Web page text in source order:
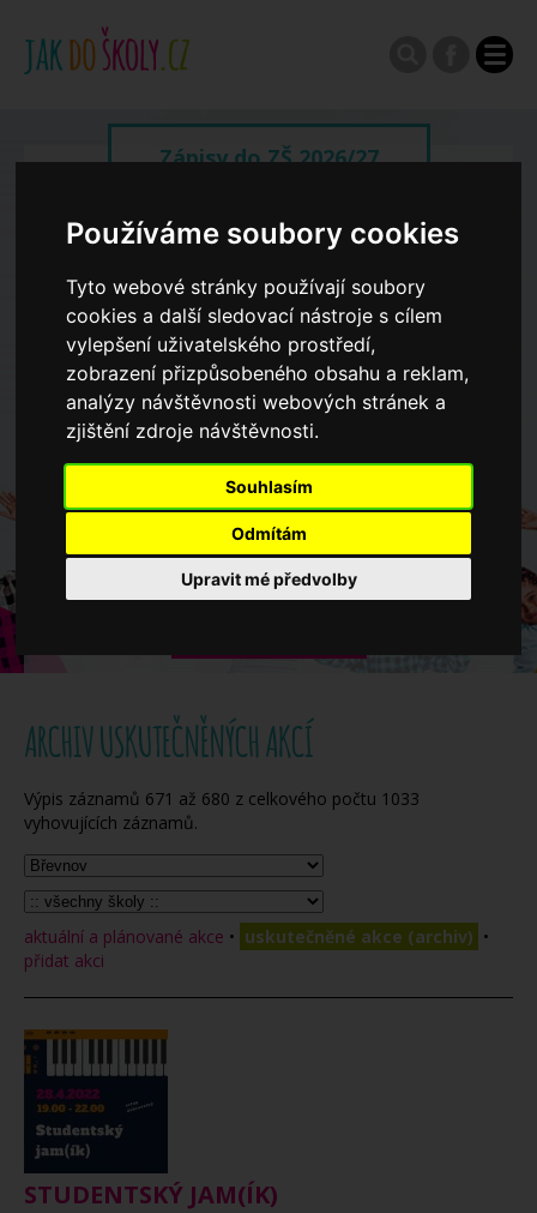
Používáme soubory cookies
Tyto webové stránky používají soubory
cookies a další sledovací nástroje s cílem
vylepšení uživatelského prostředí,
zobrazení přizpůsobeného obsahu a reklam,
analýzy návštěvnosti webových stránek a
zjištění zdroje návštěvnosti.
Souhlasím
Odmítám
Upravit mé předvolby
Zápisy do ZŠ 2026/27
Výroční zprávy
Spádové oblasti ZŠ
Koncepce školství
Dny otevřených dveří ZŠ
Když potřebujete pomoci
ARCHIV USKUTEČNĚNÝCH AKCÍ
Výpis záznamů 671 až 680 z celkového počtu 1033
vyhovujících záznamů.
aktuální a plánované akce • uskutečněné akce (archiv) •
přidat akci
STUDENTSKÝ JAM(ÍK)